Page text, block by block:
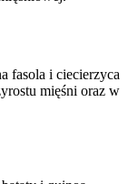
fasola i ciecierzyca
mięśni oraz w